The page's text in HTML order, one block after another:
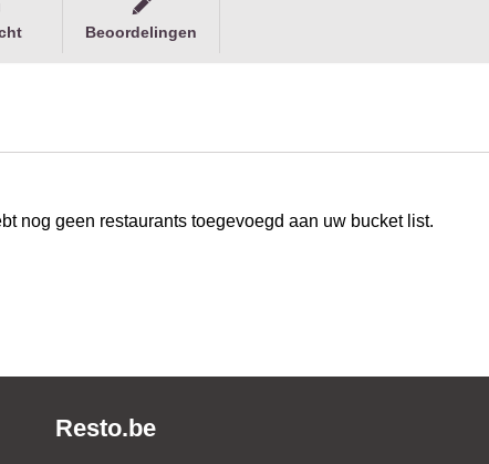
Beoordelingen
nog geen restaurants toegevoegd aan uw bucket list.
Resto.be